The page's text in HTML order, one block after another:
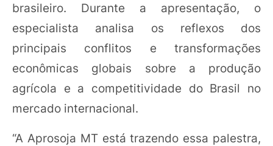
brasileiro. Durante a apresentação, o
especialista analisa os reflexos dos
principais conflitos e transformações
econômicas globais sobre a produção
agrícola e a competitividade do Brasil no
mercado internacional.
“A Aprosoja MT está trazendo essa palestra,